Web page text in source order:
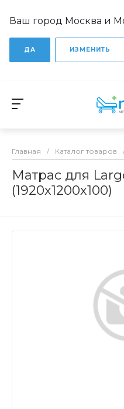
Ваш город Москва и
ДА ИЗМЕНИТЬ
Главная / Каталог товаров
Матрас для
(1920х1200х100)